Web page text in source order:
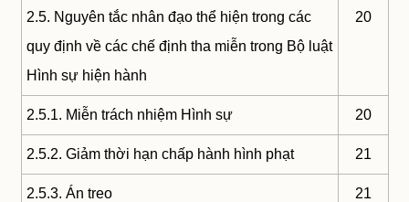
2.5. Nguyên tắc nhân đạo thể hiện trong các
quy định về các chế định tha miễn trong Bộ luật
Hình sự hiện hành
20
2.5.1. Miễn trách nhiệm Hình sự 20
2.5.2. Giảm thời hạn chấp hành hình phạt 21
2.5.3. Án treo 21